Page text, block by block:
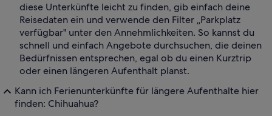
diese Unterkünfte leicht zu finden, gib einfach deine
Reisedaten ein und verwende den Filter „Parkplatz
verfügbar" unter den Annehmlichkeiten. So kannst du
schnell und einfach Angebote durchsuchen, die deinen
Bedürfnissen entsprechen, egal ob du einen Kurztrip
oder einen längeren Aufenthalt planst.
Kann ich Ferienunterkünfte für längere Aufenthalte hier
finden: Chihuahua?